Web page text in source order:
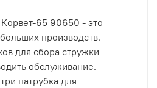
65 90650 - это
производств.
для сбора стружки
обслуживание.
патрубка для